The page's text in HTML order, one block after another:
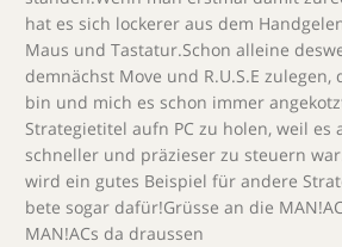
hat es sich lockerer aus dem
Maus und Tastatur.Schon alleine
demnächst Move und R.U.S.E zulegen,
bin und mich es schon immer
Strategietitel aufn PC zu holen, weil es
schneller und präzieser zu steuern
wird ein gutes Beispiel für andere
bete sogar dafür!Grüsse an die
MAN!ACs da draussen